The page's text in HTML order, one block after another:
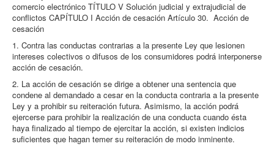
comercio electrónico TÍTULO V Solución judicial y extrajudicial de
conflictos CAPÍTULO I Acción de cesación Artículo 30. Acción de
cesación
1. Contra las conductas contrarias a la presente Ley que lesionen
intereses colectivos o difusos de los consumidores podrá interponerse
acción de cesación.
2. La acción de cesación se dirige a obtener una sentencia que
condene al demandado a cesar en la conducta contraria a la presente
Ley y a prohibir su reiteración futura. Asimismo, la acción podrá
ejercerse para prohibir la realización de una conducta cuando ésta
haya finalizado al tiempo de ejercitar la acción, si existen indicios
suficientes que hagan temer su reiteración de modo inminente.